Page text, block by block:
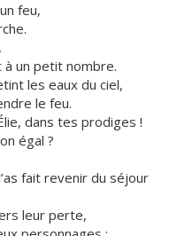
feu,
un petit nombre.
les eaux du ciel,
le feu.
dans tes prodiges !
égal ?
fait revenir du séjour
leur perte,